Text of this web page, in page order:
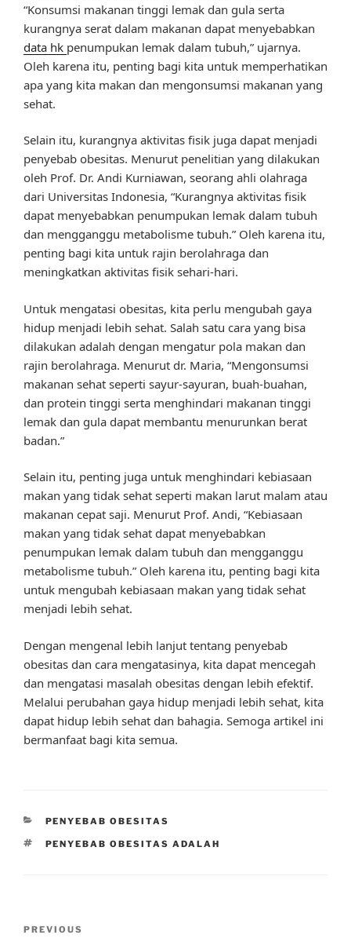
“Konsumsi makanan tinggi lemak dan gula serta
kurangnya serat dalam makanan dapat menyebabkan
data hk penumpukan lemak dalam tubuh,” ujarnya.
Oleh karena itu, penting bagi kita untuk memperhatikan
apa yang kita makan dan mengonsumsi makanan yang
sehat.
Selain itu, kurangnya aktivitas fisik juga dapat menjadi
penyebab obesitas. Menurut penelitian yang dilakukan
oleh Prof. Dr. Andi Kurniawan, seorang ahli olahraga
dari Universitas Indonesia, “Kurangnya aktivitas fisik
dapat menyebabkan penumpukan lemak dalam tubuh
dan mengganggu metabolisme tubuh.” Oleh karena itu,
penting bagi kita untuk rajin berolahraga dan
meningkatkan aktivitas fisik sehari-hari.
Untuk mengatasi obesitas, kita perlu mengubah gaya
hidup menjadi lebih sehat. Salah satu cara yang bisa
dilakukan adalah dengan mengatur pola makan dan
rajin berolahraga. Menurut dr. Maria, “Mengonsumsi
makanan sehat seperti sayur-sayuran, buah-buahan,
dan protein tinggi serta menghindari makanan tinggi
lemak dan gula dapat membantu menurunkan berat
badan.”
Selain itu, penting juga untuk menghindari kebiasaan
makan yang tidak sehat seperti makan larut malam atau
makanan cepat saji. Menurut Prof. Andi, “Kebiasaan
makan yang tidak sehat dapat menyebabkan
penumpukan lemak dalam tubuh dan mengganggu
metabolisme tubuh.” Oleh karena itu, penting bagi kita
untuk mengubah kebiasaan makan yang tidak sehat
menjadi lebih sehat.
Dengan mengenal lebih lanjut tentang penyebab
obesitas dan cara mengatasinya, kita dapat mencegah
dan mengatasi masalah obesitas dengan lebih efektif.
Melalui perubahan gaya hidup menjadi lebih sehat, kita
dapat hidup lebih sehat dan bahagia. Semoga artikel ini
bermanfaat bagi kita semua.
CATEGORIES
PENYEBAB OBESITAS
TAGS
PENYEBAB OBESITAS ADALAH
Previous
PREVIOUS